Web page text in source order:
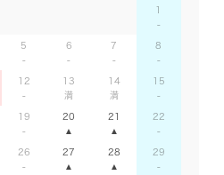
1
5 6 7 8
12 13 14 15
19 20 21 22
26 27 28 29